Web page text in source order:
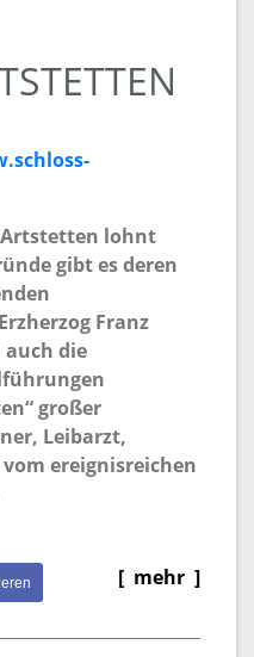
Artstetten lohnt
gibt es deren
Franz
auch die
großer
Leibarzt,
ereignisreichen
[ mehr ]